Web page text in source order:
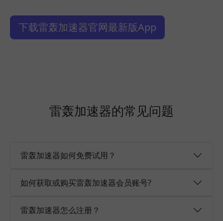
下载雷轰加速器官网最新版App
雷轰加速器的常见问题
雷轰加速器如何免费试用？
如何获取或购买雷轰加速器会员账号?
雷轰加速器怎么注册？